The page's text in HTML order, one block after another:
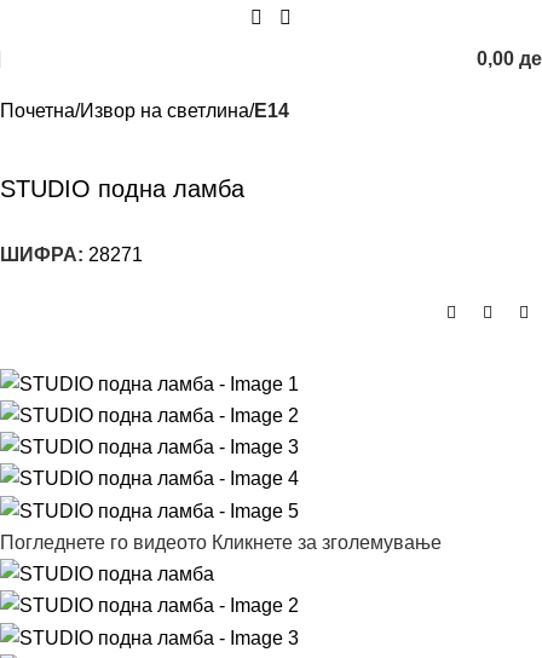
0,00
Почетна Извор на светлина E14
STUDIO подна ламба
ШИФРА: 28271
Погледнете го видеото Кликнете за зголемување